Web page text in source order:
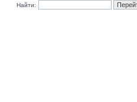
Найти: